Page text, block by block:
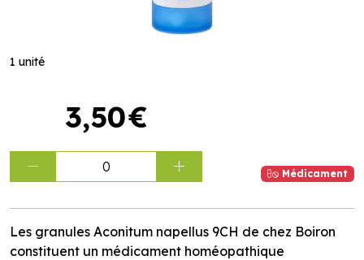
1 unité
3,50€
0 Médicament
Les granules Aconitum napellus 9CH de chez Boiron
constituent un médicament homéopathique